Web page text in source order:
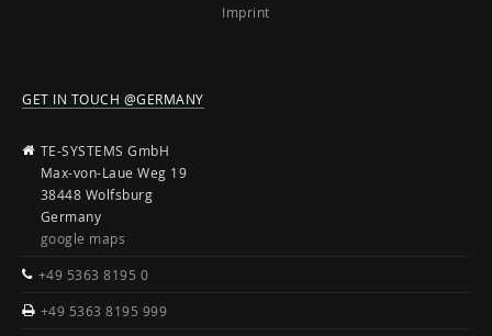
Imprint
GET IN TOUCH @GERMANY
TE-SYSTEMS GmbH
Max-von-Laue Weg 19
38448 Wolfsburg
Germany
google maps
+49 5363 8195 0
+49 5363 8195 999